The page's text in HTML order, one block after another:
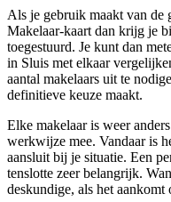
Als je gebruik maakt van de
Makelaar-kaart dan krijg je
toegestuurd. Je kunt dan
in Sluis met elkaar
aantal makelaars uit te
definitieve keuze maakt.
Elke makelaar is weer
werkwijze mee. Vandaar is
aansluit bij je situatie. Een
tenslotte zeer belangrijk.
deskundige, als het